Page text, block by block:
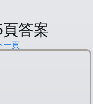
頁答案
一頁